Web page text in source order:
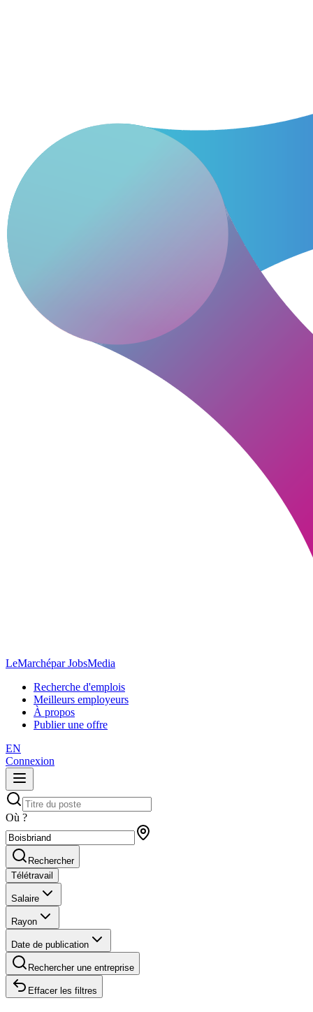
LeMarchépar JobsMedia
Recherche d'emplois
Meilleurs employeurs
À propos
Publier une offre
EN
Connexion
Où ?
Rechercher
Télétravail
Salaire
Rayon
Date de publication
Rechercher une entreprise
Effacer les filtres